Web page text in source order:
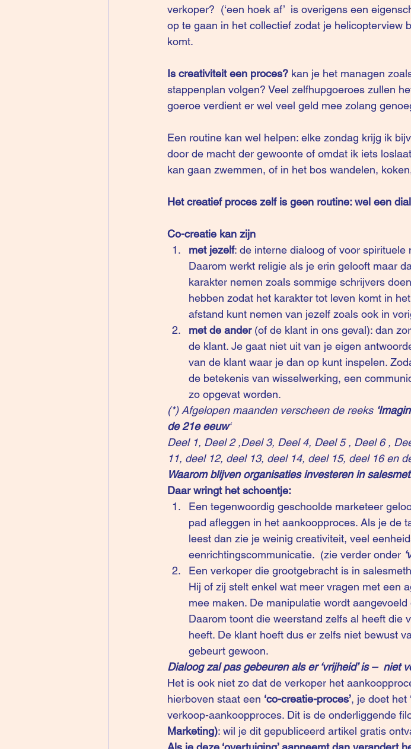
verkoper?  (‘een hoek af’  is overigens een
op te gaan in het collectief zodat je helicopterview
komt.
Is creativiteit een proces? kan je het managen
stappenplan volgen? Veel zelfhupgoeroes zullen
goeroe verdient er wel veel geld mee zolang
Een routine kan wel helpen: elke zondag krijg ik
door de macht der gewoonte of omdat ik iets
kan gaan zwemmen, of in het bos wandelen,
Het creatief proces zelf is geen routine: wel een
Co-creatie kan zijn
met jezelf: de interne dialoog of voor
Daarom werkt religie als je erin gelooft maar
karakter nemen zoals sommige schrijvers
hebben zodat het karakter tot leven komt in
afstand kunt nemen van jezelf zoals ook in
met de ander (of de klant in ons geval): dan
de klant. Je gaat niet uit van je eigen
van de klant waar je dan op kunt inspelen.
de betekenis van wisselwerking, een
zo opgevat worden.
(*) Afgelopen maanden verscheen de reeks
de 21e eeuw‘
Deel 1, Deel 2 ,Deel 3, Deel 4, Deel 5 , Deel 6 ,
11, deel 12, deel 13, deel 14, deel 15, deel 16 en
Waarom blijven organisaties investeren in
Daar wringt het schoentje:
Een tegenwoordig geschoolde marketeer
pad afleggen in het aankoopproces. Als je de
leest dan zie je weinig creativiteit, veel
eenrichtingscommunicatie.  (zie verder onder
Een verkoper die grootgebracht is in
Hij of zij stelt enkel wat meer vragen met een
mee maken. De manipulatie wordt
Daarom toont die weerstand zelfs al heeft die
heeft. De klant hoeft dus er zelfs niet bewust
gebeurt gewoon.
Dialoog zal pas gebeuren als er ‘vrijheid’ is –  niet
Het is ook niet zo dat de verkoper het
hierboven staat een ‘co-creatie-proces’, je doet het
verkoop-aankoopproces. Dit is de onderliggende
Marketing): wil je dit gepubliceerd artikel gratis